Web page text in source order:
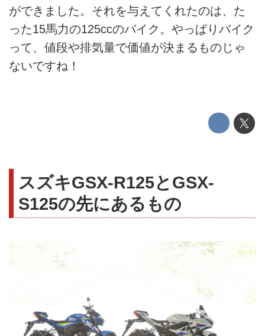
ができました。それを与えてくれたのは、た
った15馬力の125ccのバイク。やっぱりバイク
って、値段や排気量で価値が決まるものじゃ
ないですね！
スズキGSX-R125とGSX-
S125の先にあるもの